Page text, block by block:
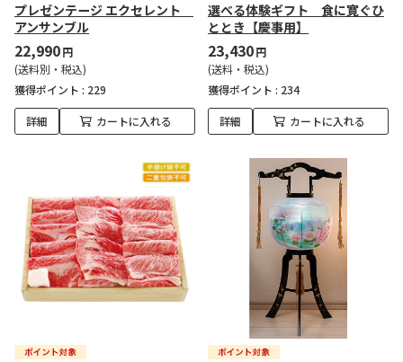
プレゼンテージ エクセレント
アンサンブル
22,990円
(送料別・税込)
獲得ポイント : 229
詳細 カートに入れる
選べる体験ギフト 食に寛ぐひ
ととき【慶事用】
23,430円
(送料・税込)
獲得ポイント : 234
詳細 カートに入れる